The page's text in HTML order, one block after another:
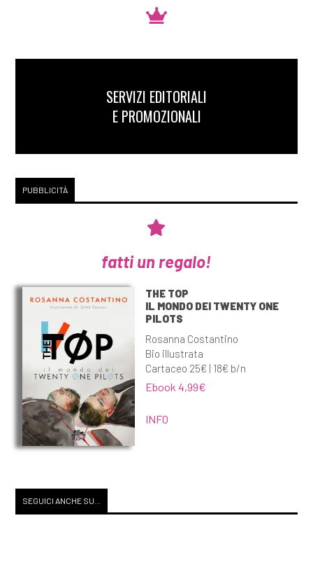
SERVIZI EDITORIALI
E PROMOZIONALI
PUBBLICITÀ
fatti un regalo!
THE TOP
IL MONDO DEI TWENTY ONE
PILOTS
Rosanna Costantino
Bio illustrata
Cartaceo 25€ | 18€ b/n
Ebook 4,99€
INFO
SEGUICI ANCHE SU...